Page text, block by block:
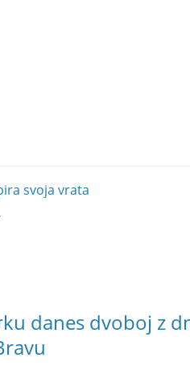
svoja vrata
danes dvoboj z